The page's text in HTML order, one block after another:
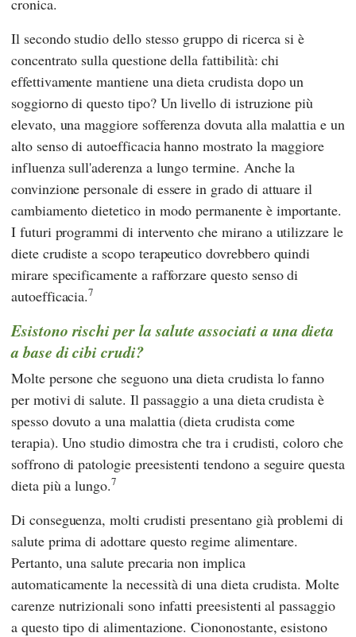
cronica.
Il secondo studio dello stesso gruppo di ricerca si è
concentrato sulla questione della fattibilità: chi
effettivamente mantiene una dieta crudista dopo un
soggiorno di questo tipo? Un livello di istruzione più
elevato, una maggiore sofferenza dovuta alla malattia e un
alto senso di autoefficacia hanno mostrato la maggiore
influenza sull'aderenza a lungo termine. Anche la
convinzione personale di essere in grado di attuare il
cambiamento dietetico in modo permanente è importante.
I futuri programmi di intervento che mirano a utilizzare le
diete crudiste a scopo terapeutico dovrebbero quindi
mirare specificamente a rafforzare questo senso di
autoefficacia.7
Esistono rischi per la salute associati a una dieta
a base di cibi crudi?
Molte persone che seguono una dieta crudista lo fanno
per motivi di salute. Il passaggio a una dieta crudista è
spesso dovuto a una malattia (dieta crudista come
terapia). Uno studio dimostra che tra i crudisti, coloro che
soffrono di patologie preesistenti tendono a seguire questa
dieta più a lungo.7
Di conseguenza, molti crudisti presentano già problemi di
salute prima di adottare questo regime alimentare.
Pertanto, una salute precaria non implica
automaticamente la necessità di una dieta crudista. Molte
carenze nutrizionali sono infatti preesistenti al passaggio
a questo tipo di alimentazione. Ciononostante, esistono